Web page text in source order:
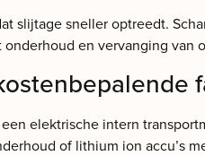
slijtage sneller optreedt.
en vervanging
elektrische intern
of lithium ion accu’s